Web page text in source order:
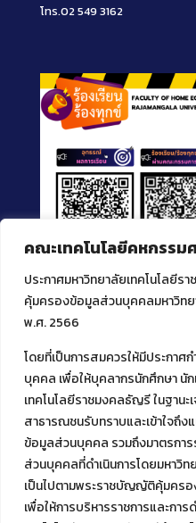
คณะเทคโนโลยีคหกรรม
ประกาศมหาวิทยาลัยเทคโนโลยีร
คุ้มครองข้อมูลส่วนบุคคลมหาวิท
พ.ศ. 2566
โดยที่เป็นการสมควรให้มีประกา
บุคคล เพื่อให้บุคลากรนักศึกษา นั
เทคโนโลยีราชมงคลธัญรี ในฐาน
สาธารณชนรับทราบและเข้าใจถึ
ข้อมูลส่วนบุคคล รวมถึงมาตรกา
ส่วนบุคคลที่ดำเนินการโดยมหาวิ
เป็นไปตามพระราชบัญญัติคุ้มค
เพื่อให้การบริหารราชการและกา
โทร.02 549 3162
ติดต่อคณะเทคโนโลยีคหกรรมศ
39 หมู่ 1
ต.คลองหก อ. คลอง
จ.ปทุมธานี 12120
โทร 02 549 3161